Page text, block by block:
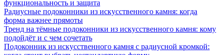
функциональность и защита
Радиусные подоконники из искусственного камня: когда
форма важнее прямоты
Тренд на тёмные подоконники из искусственного камня: кому
подойдёт и с чем сочетать
Подоконник из искусственного камня с радиусной кромкой: